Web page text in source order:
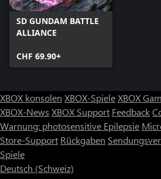
SD GUNDAM BATTLE
ALLIANCE
CHF 69.90+
XBOX konsolen XBOX-SpieleXBOX
XBOX-News XBOX Support Feedback
Warnung: photosensitive Epilepsie
Store-Support Rückgaben
Spiele
Deutsch (Schweiz)